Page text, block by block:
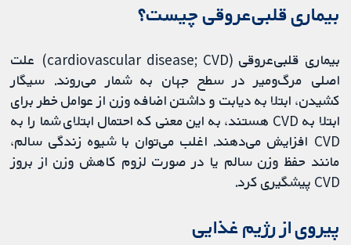
بیماری قلبی‌عروقی چیست؟
بیماری قلبی‌عروقی (cardiovascular disease; CVD) علت
اصلی مرگ‌ومیر در سطح جهان به شمار می‌روند. سیگار
کشیدن، ابتلا به دیابت و داشتن اضافه وزن از عوامل خطر برای
ابتلا به CVD هستند، به این معنی که احتمال ابتلای شما را به
CVD افزایش می‌دهند. اغلب می‌توان با شیوه زندگی سالم،
مانند حفظ وزن سالم یا در صورت لزوم کاهش وزن از بروز
CVD پیشگیری کرد.
پیروی از رژیم غذایی